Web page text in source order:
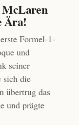
Ära!
Formel-1-
und
seiner
sich die
übertrug das
und prägte